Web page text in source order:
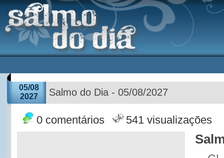
05/08
2027
Salmo do Dia - 05/08/2027
0 comentários 541 visualizações